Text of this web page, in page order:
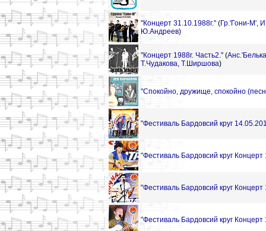
"Концерт 31.10.1988г." (Гр.'Гони-М',
Ю.Андреев)
"Концерт 1988г. Часть2." (
Т.Чудакова, Т.Ширшова)
"Спокойно, дружище, спокойно
"Фестиваль Бардовсий круг
"Фестиваль Бардовсий круг
"Фестиваль Бардовсий круг
"Фестиваль Бардовсий круг